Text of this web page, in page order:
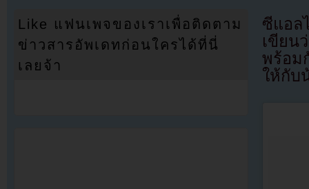
ซีแอล
เขียน
พร้อม
ให้กับ
Like แฟนเพจของเราเพื่อติดตาม
ข่าวสารอัพเดทก่อนใครได้ที่นี่
เลยจ้า